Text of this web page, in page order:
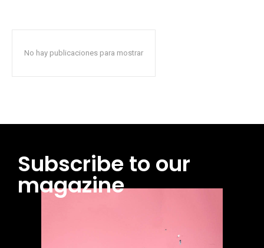
No hay publicaciones para mostrar
Subscribe to our
magazine